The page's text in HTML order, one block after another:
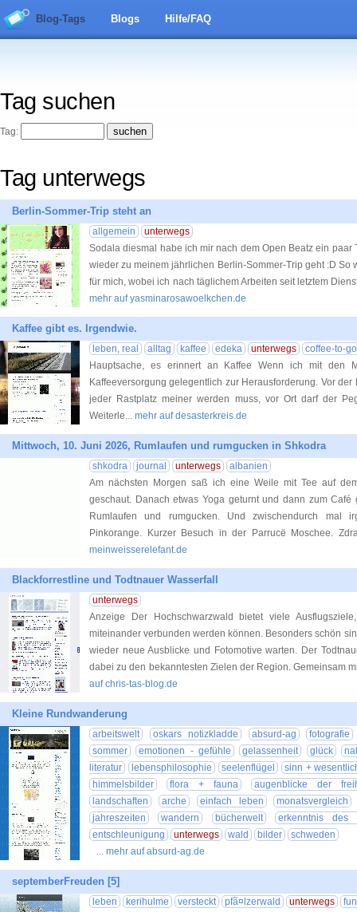
Blog-Tags Blogs Hilfe/FAQ
Tag suchen
Tag:
Tag unterwegs
Berlin-Sommer-Trip steht an
allgemein
unterwegs
Sodala diesmal habe ich mir nach dem Open Beatz ein paar
wieder zu meinem jährlichen Berlin-Sommer-Trip geht :D So
für mich, wobei ich nach täglichem Arbeiten seit letztem
mehr auf yasminarosawoelkchen.de
Kaffee gibt es. Irgendwie.
leben, real alltag kaffee edeka unterwegs
coffee-to-go
Hauptsache, es erinnert an Kaffee Wenn ich mit den
Kaffeeversorgung gelegentlich zur Herausforderung. Vor
jeder Rastplatz meiner werden muss, vor Ort darf der
Weiterle... mehr auf desasterkreis.de
Mittwoch, 10. Juni 2026, Rumlaufen und rumgucken in Shkodra
shkodra journal unterwegs
albanien
Am nächsten Morgen saß ich eine Weile mit Tee auf
geschaut. Danach etwas Yoga geturnt und dann zum
Rumlaufen und rumgucken. Und zwischendurch mal
Pinkorange. Kurzer Besuch in der Parrucë Moschee.
meinweisserelefant.de
Blackforrestline und Todtnauer Wasserfall
unterwegs
Anzeige Der Hochschwarzwald bietet viele
miteinander verbunden werden können. Besonders schön
wieder neue Ausblicke und Fotomotive warten. Der
dabei zu den bekanntesten Zielen der Region. Gemeinsam
auf chris-tas-blog.de
Kleine Rundwanderung
arbeitswelt oskars notizkladde absurd-ag
fotografie
sommer
emotionen - gefühle gelassenheit glück
literatur
lebensphilosophie seelenflügel
sinn +
himmelsbilder
flora + fauna
augenblicke der
landschaften
arche einfach leben
monatsvergleich
jahreszeiten
wandern bücherwelt
erkenntnis des
entschleunigung
unterwegs wald bilder
schweden
... mehr auf absurd-ag.de
septemberFreuden [5]
leben kerihulme versteckt pfã¤lzerwald unterwegs